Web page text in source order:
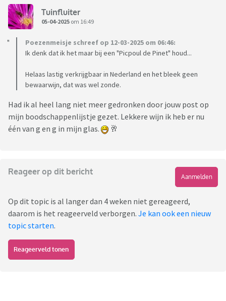
Tuinfluiter
05-04-2025 om 16:49
Poezenmeisje schreef op 12-03-2025 om 06:46:
Ik denk dat ik het maar bij een "Picpoul de Pinet" houd...
Helaas lastig verkrijgbaar in Nederland en het bleek geen
bewaarwijn, dat was wel zonde.
Had ik al heel lang niet meer gedronken door jouw post op
mijn boodschappenlijstje gezet. Lekkere wijn ik heb er nu
één van g en g in mijn glas.
🥂
Reageer op dit bericht
Aanmelden
Op dit topic is al langer dan 4 weken niet gereageerd,
daarom is het reageerveld verborgen. Je kan ook een nieuw
topic starten.
Reageerveld tonen